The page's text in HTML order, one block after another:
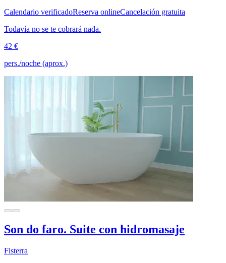
Calendario verificadoReserva onlineCancelación gratuita
Todavía no se te cobrará nada.
42 €
pers./noche (aprox.)
Son do faro. Suite con hidromasaje
Fisterra